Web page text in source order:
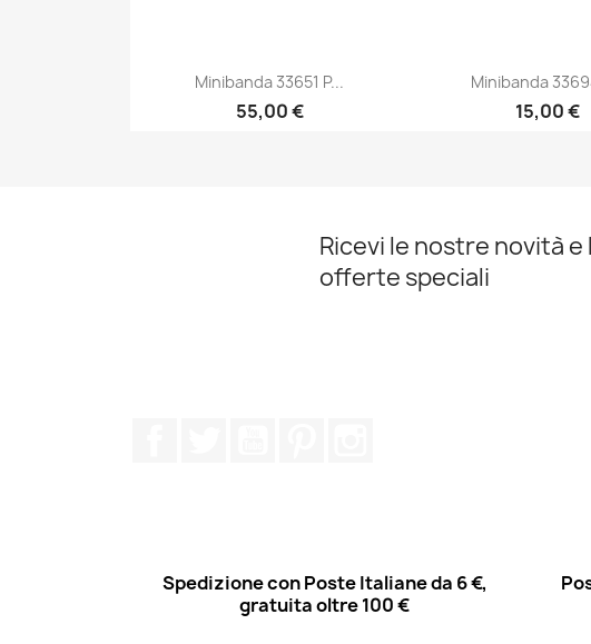
Minibanda 33651 P...
55,00 €
Minibanda
15,00 €
Ricevi le nostre novità e
offerte speciali
Spedizione con Poste Italiane da 6 €,
gratuita oltre 100 €